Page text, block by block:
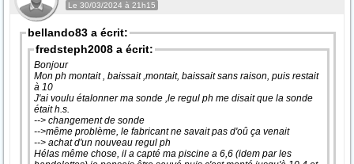
Le 30/03/2024 à 21h15
bellando83 a écrit:
fredsteph2008 a écrit:
Bonjour
Mon ph montait , baissait ,montait, baissait sans raison, puis restait
à 10
J'ai voulu étalonner ma sonde ,le regul ph me disait que la sonde
était h.s.
--> changement de sonde
-->même problème, le fabricant ne savait pas d'oû ça venait
--> achat d'un nouveau regul ph
Hélas même chose, il a capté ma piscine a 6,6 (idem par les